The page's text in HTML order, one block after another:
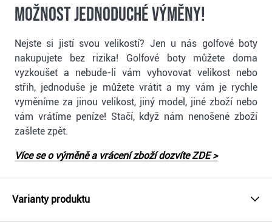
Možnost jednoduché výměny!
Nejste si jistí svou velikostí? Jen u nás golfové boty
nakupujete bez rizika! Golfové boty můžete doma
vyzkoušet a nebude-li vám vyhovovat velikost nebo
střih, jednoduše je můžete vrátit a my vám je rychle
vyměníme za jinou velikost, jiný model, jiné zboží nebo
vám vrátíme peníze! Stačí, když nám nenošené zboží
zašlete zpět.
Více se o výměně a vrácení zboží dozvíte ZDE >
Varianty produktu